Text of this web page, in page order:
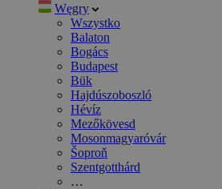
Węgry
Wszystko
Balaton
Bogács
Budapest
Bük
Hajdúszoboszló
Hévíz
Mezőkövesd
Mosonmagyaróvár
Šoproň
Szentgotthárd
…